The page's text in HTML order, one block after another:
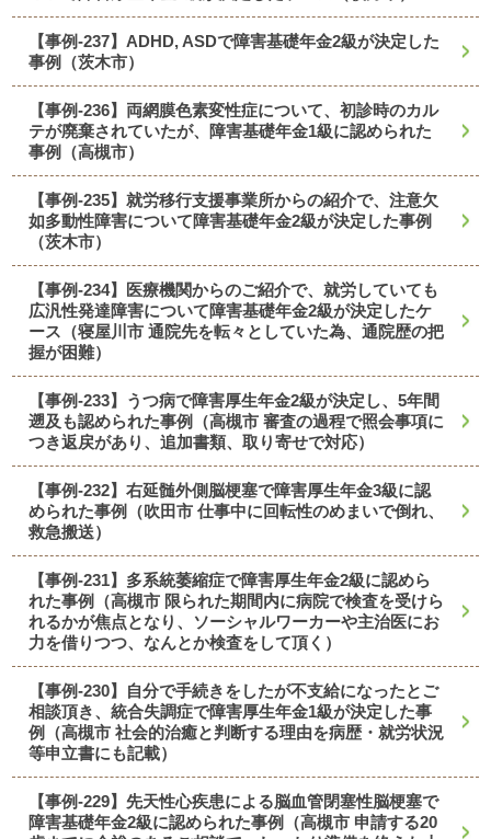
【事例-237】ADHD, ASDで障害基礎年金2級が決定した
事例（茨木市）
【事例-236】両網膜色素変性症について、初診時のカル
テが廃棄されていたが、障害基礎年金1級に認められた
事例（高槻市）
【事例-235】就労移行支援事業所からの紹介で、注意欠
如多動性障害について障害基礎年金2級が決定した事例
（茨木市）
【事例-234】医療機関からのご紹介で、就労していても
広汎性発達障害について障害基礎年金2級が決定したケ
ース（寝屋川市 通院先を転々としていた為、通院歴の把
握が困難）
【事例-233】うつ病で障害厚生年金2級が決定し、5年間
遡及も認められた事例（高槻市 審査の過程で照会事項に
つき返戻があり、追加書類、取り寄せで対応）
【事例-232】右延髄外側脳梗塞で障害厚生年金3級に認
められた事例（吹田市 仕事中に回転性のめまいで倒れ、
救急搬送）
【事例-231】多系統萎縮症で障害厚生年金2級に認めら
れた事例（高槻市 限られた期間内に病院で検査を受けら
れるかが焦点となり、ソーシャルワーカーや主治医にお
力を借りつつ、なんとか検査をして頂く）
【事例-230】自分で手続きをしたが不支給になったとご
相談頂き、統合失調症で障害厚生年金1級が決定した事
例（高槻市 社会的治癒と判断する理由を病歴・就労状況
等申立書にも記載）
【事例-229】先天性心疾患による脳血管閉塞性脳梗塞で
障害基礎年金2級に認められた事例（高槻市 申請する20